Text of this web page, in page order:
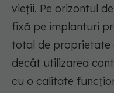
vieții. Pe orizontul
fixă pe implanturi
total de proprietate
decât utilizarea
cu o calitate